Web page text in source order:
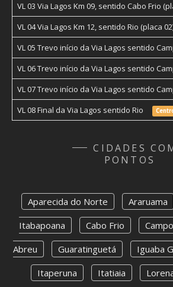
VL 03 Via Lagos Km 09, sentido Cabo Frio
VL 04 Via Lagos Km 12, sentido Rio (placa
VL 05 Trevo início da Via Lagos sentido
VL 06 Trevo início da Via Lagos sentido
VL 07 Trevo início da Via Lagos sentido
VL 08 Final da Via Lagos sentido Rio
CIDADES
PONTOS
Aparecida do Norte Araruama
Itabapoana
Cabo Frio
Abreu
Guaratinguetá Iguaba
Itaperuna
Itatiaia